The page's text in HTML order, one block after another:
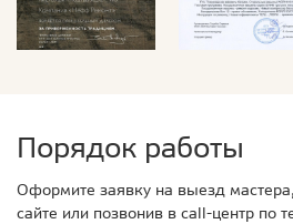
Порядок работы
Оформите заявку на выезд
сайте или позвонив в call-центр по